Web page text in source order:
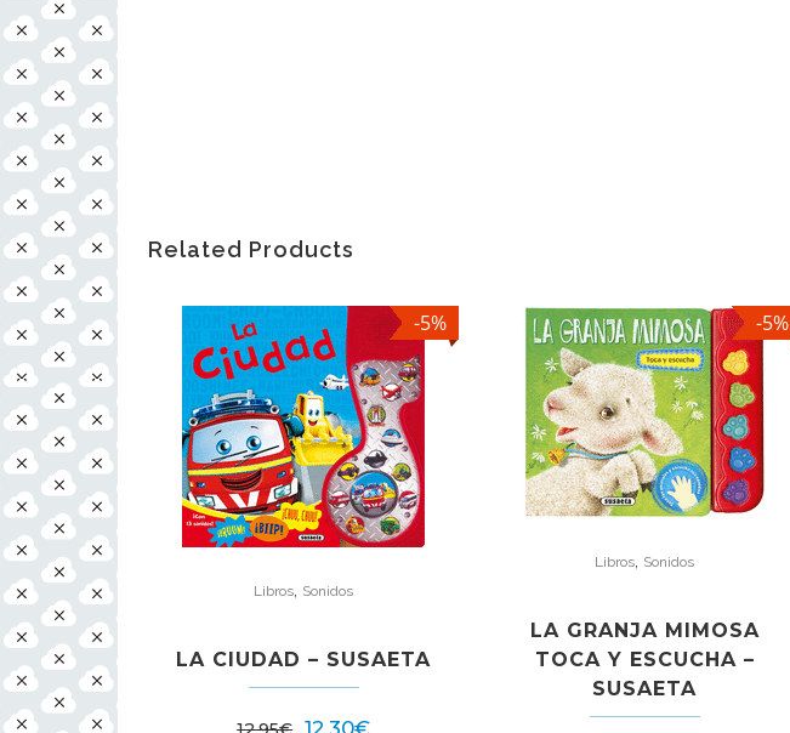
Related Products
-5%
Libros Sonidos
LA CIUDAD – SUSAETA
12,30€
-5%
Libros Sonidos
LA GRANJA MIMOSA
TOCA Y ESCUCHA –
SUSAETA